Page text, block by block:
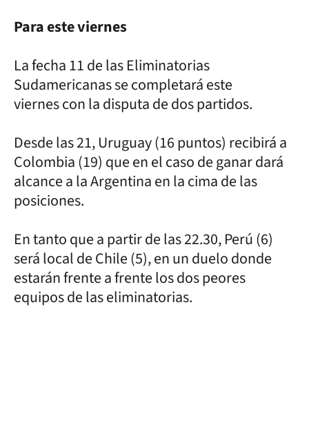
Para este viernes
La fecha 11 de las Eliminatorias
Sudamericanas se completará este
viernes con la disputa de dos partidos.
Desde las 21, Uruguay (16 puntos) recibirá a
Colombia (19) que en el caso de ganar dará
alcance a la Argentina en la cima de las
posiciones.
En tanto que a partir de las 22.30, Perú (6)
será local de Chile (5), en un duelo donde
estarán frente a frente los dos peores
equipos de las eliminatorias.